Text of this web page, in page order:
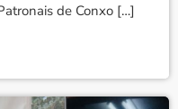
de Conxo […]